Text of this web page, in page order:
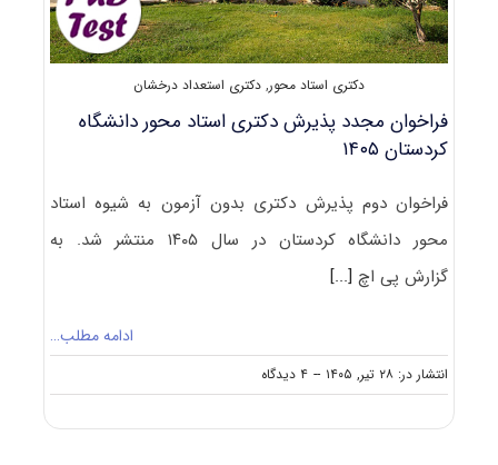
دکتری استاد محور, دکتری استعداد درخشان
فراخوان مجدد پذیرش دکتری استاد محور دانشگاه
کردستان ۱۴۰۵
فراخوان دوم پذیرش دکتری بدون آزمون به شیوه استاد
محور دانشگاه کردستان در سال ۱۴۰۵ منتشر شد. به
گزارش پی اچ[...]
ادامه مطلب…
انتشار در: ۲۸ تیر, ۱۴۰۵ -- ۴ دیدگاه
on
فراخوان